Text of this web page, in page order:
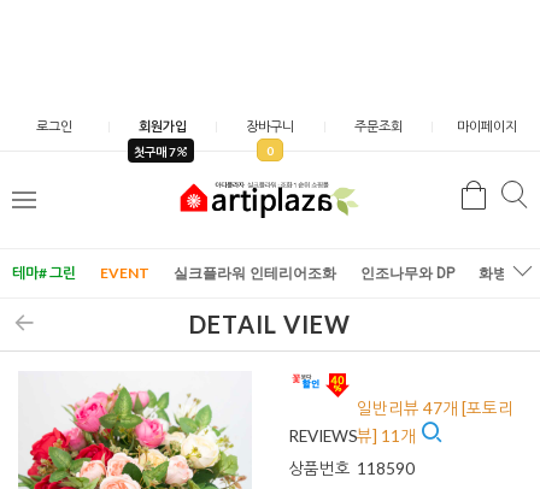
로그인 회원가입
첫구매 7
장바구니
0
주문조회 마이페이지
메
검
테마# 그린 EVENT 실크플라워 인테리어조화 인조나무와 DP 화병/화
DETAIL VIEW
REVIEWS
일반리뷰 47개 [포토리
뷰] 11개
상품번호 118590